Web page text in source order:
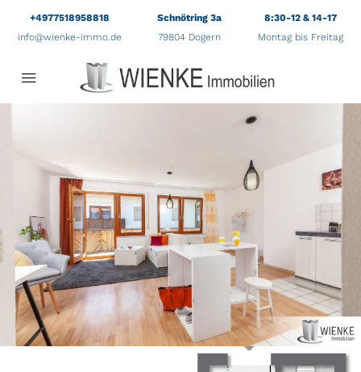
+4977518958818
info@wienke-immo.de
Schnötring 3a
79804 Dogern
8:30-12 & 14-17
Montag bis Freitag